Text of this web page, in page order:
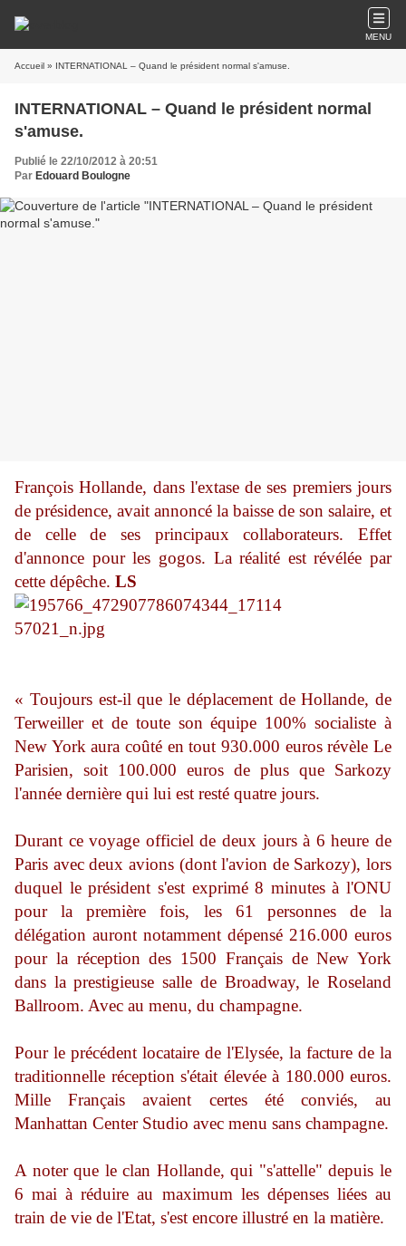
MENU
Accueil » INTERNATIONAL – Quand le président normal s'amuse.
INTERNATIONAL – Quand le président normal
s'amuse.
Publié le 22/10/2012 à 20:51
Par Edouard Boulogne
François Hollande, dans l'extase de ses premiers jours
de présidence, avait annoncé la baisse de son salaire, et
de celle de ses principaux collaborateurs. Effet
d'annonce pour les gogos. La réalité est révélée par
cette dépêche. LS
« Toujours est-il que le déplacement de Hollande, de
Terweiller et de toute son équipe 100% socialiste à
New York aura coûté en tout 930.000 euros révèle Le
Parisien, soit 100.000 euros de plus que Sarkozy
l'année dernière qui lui est resté quatre jours.
Durant ce voyage officiel de deux jours à 6 heure de
Paris avec deux avions (dont l'avion de Sarkozy), lors
duquel le président s'est exprimé 8 minutes à l'ONU
pour la première fois, les 61 personnes de la
délégation auront notamment dépensé 216.000 euros
pour la réception des 1500 Français de New York
dans la prestigieuse salle de Broadway, le Roseland
Ballroom. Avec au menu, du champagne.
Pour le précédent locataire de l'Elysée, la facture de la
traditionnelle réception s'était élevée à 180.000 euros.
Mille Français avaient certes été conviés, au
Manhattan Center Studio avec menu sans champagne.
A noter que le clan Hollande, qui "s'attelle" depuis le
6 mai à réduire au maximum les dépenses liées au
train de vie de l'Etat, s'est encore illustré en la matière.